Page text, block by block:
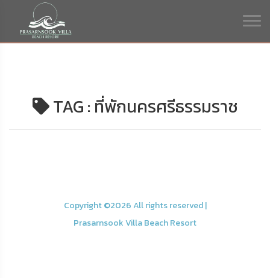
TAG : ที่พักนครศรีธรรมราช
Copyright ©2026 All rights reserved |
Prasarnsook Villa Beach Resort